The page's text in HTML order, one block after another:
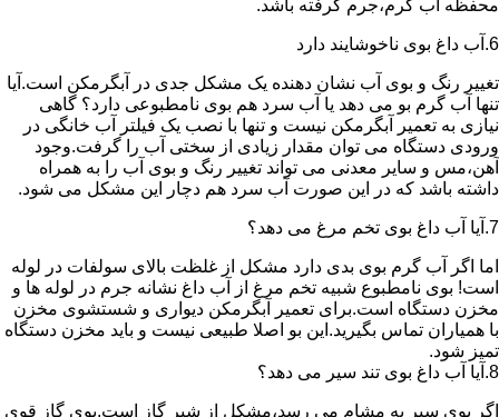
محفظه آب گرم،جرم گرفته باشد.
6.آب داغ بوی ناخوشایند دارد
تغییر رنگ و بوی آب نشان دهنده یک مشکل جدی در آبگرمکن است.آیا
تنها آب گرم بو می دهد یا آب سرد هم بوی نامطبوعی دارد؟ گاهی
نیازی به تعمیر آبگرمکن نیست و تنها با نصب یک فیلتر آب خانگی در
ورودی دستگاه می توان مقدار زیادی از سختی آب را گرفت.وجود
آهن،مس و سایر معدنی می تواند تغییر رنگ و بوی آب را به همراه
داشته باشد که در این صورت آب سرد هم دچار این مشکل می شود.
7.آیا آب داغ بوی تخم مرغ می دهد؟
اما اگر آب گرم بوی بدی دارد مشکل از غلظت بالای سولفات در لوله
است! بوی نامطبوع شبیه تخم مرغ از آب داغ نشانه جرم در لوله ها و
مخزن دستگاه است.برای تعمیر آبگرمکن دیواری و شستشوی مخزن
با همیاران تماس بگیرید.این بو اصلا طبیعی نیست و باید مخزن دستگاه
تمیز شود.
8.آیا آب داغ بوی تند سیر می دهد؟
اگر بوی سیر به مشام می رسد،مشکل از شیر گاز است.بوی گاز قوی